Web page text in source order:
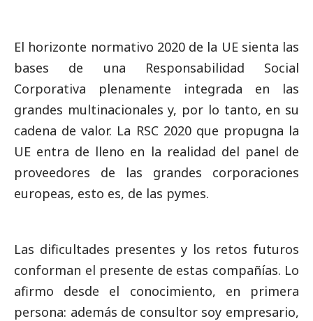
El horizonte normativo 2020 de la UE sienta las
bases de una Responsabilidad Social
Corporativa plenamente integrada en las
grandes multinacionales y, por lo tanto, en su
cadena de valor. La RSC 2020 que propugna la
UE entra de lleno en la realidad del panel de
proveedores de las grandes corporaciones
europeas, esto es, de las pymes.
Las dificultades presentes y los retos futuros
conforman el presente de estas compañías. Lo
afirmo desde el conocimiento, en primera
persona: además de consultor soy empresario,